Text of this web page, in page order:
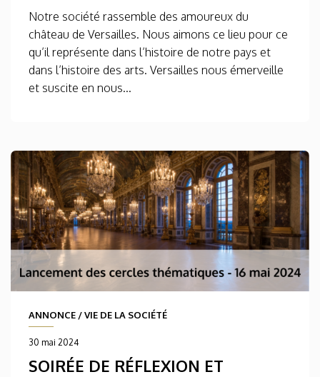
Notre société rassemble des amoureux du
château de Versailles. Nous aimons ce lieu pour ce
qu’il représente dans l’histoire de notre pays et
dans l’histoire des arts. Versailles nous émerveille
et suscite en nous...
ANNONCE /VIE DE LA SOCIÉTÉ
30 mai 2024
SOIRÉE DE RÉFLEXION ET